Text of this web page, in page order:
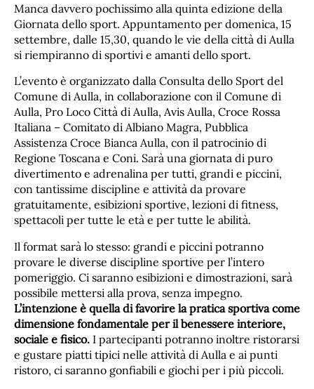
Manca davvero pochissimo alla quinta edizione della
Giornata dello sport. Appuntamento per domenica, 15
settembre, dalle 15,30, quando le vie della città di Aulla
si riempiranno di sportivi e amanti dello sport.
L’evento è organizzato dalla Consulta dello Sport del
Comune di Aulla, in collaborazione con il Comune di
Aulla, Pro Loco Città di Aulla, Avis Aulla, Croce Rossa
Italiana – Comitato di Albiano Magra, Pubblica
Assistenza Croce Bianca Aulla, con il patrocinio di
Regione Toscana e Coni. Sarà una giornata di puro
divertimento e adrenalina per tutti, grandi e piccini,
con tantissime discipline e attività da provare
gratuitamente, esibizioni sportive, lezioni di fitness,
spettacoli per tutte le età e per tutte le abilità.
Il format sarà lo stesso: grandi e piccini potranno
provare le diverse discipline sportive per l’intero
pomeriggio. Ci saranno esibizioni e dimostrazioni, sarà
possibile mettersi alla prova, senza impegno.
L’intenzione è quella di favorire la pratica sportiva come
dimensione fondamentale per il benessere interiore,
sociale e fisico. I partecipanti potranno inoltre ristorarsi
e gustare piatti tipici nelle attività di Aulla e ai punti
ristoro, ci saranno gonfiabili e giochi per i più piccoli.